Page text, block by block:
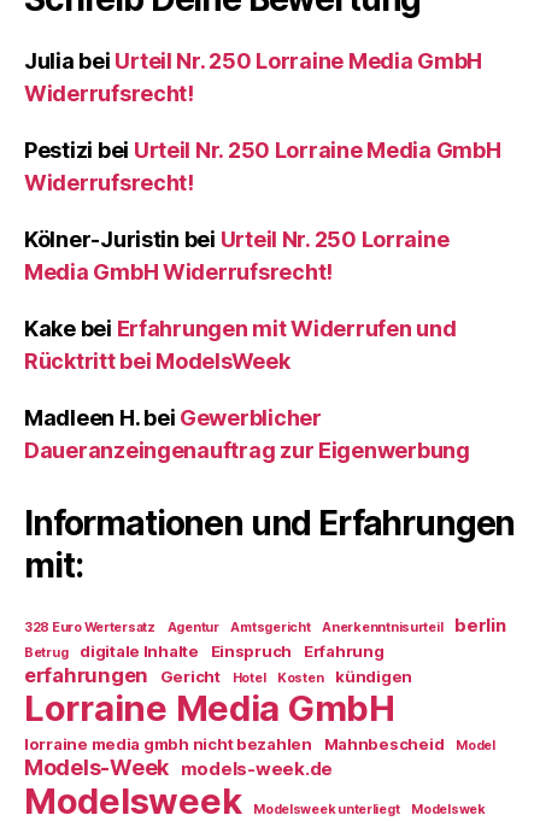
Julia bei Urteil Nr. 250 Lorraine Media GmbH
Widerrufsrecht!
Pestizi bei Urteil Nr. 250 Lorraine Media GmbH
Widerrufsrecht!
Kölner-Juristin bei Urteil Nr. 250 Lorraine
Media GmbH Widerrufsrecht!
Kakebei Erfahrungen mit Widerrufen und
Rücktritt bei ModelsWeek
Madleen H.bei Gewerblicher
Daueranzeingenauftrag zur Eigenwerbung
Informationen und Erfahrungen
mit:
328 Euro Wertersatz Agentur Amtsgericht Anerkenntnisurteil berlin
Betrug digitale Inhalte Einspruch Erfahrung
erfahrungen Gericht Hotel Kosten kündigen
Lorraine Media GmbH
lorraine media gmbh nicht bezahlen Mahnbescheid Model
Models-Week models-week.de
Modelsweek Modelsweek unterliegt Modelswek